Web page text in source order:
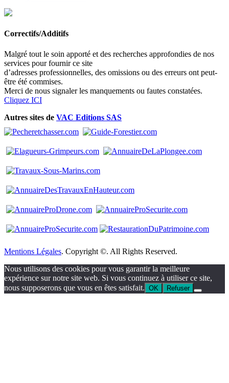
Correctifs/Additifs
Malgré tout le soin apporté et des recherches approfondies de nos
services pour fournir ce site
d’adresses professionnelles, des omissions ou des erreurs ont peut-
être été commises.
Merci de nous signaler les manquements ou fautes constatées.
Cliquez ICI
Autres sites de VAC Editions SAS
Mentions Légales. Copyright ©. All Rights Reserved.
Nous utilisons des cookies pour vous garantir la meilleure
expérience sur notre site web. Si vous continuez à utiliser ce site,
nous supposerons que vous en êtes satisfait. OK Refuser